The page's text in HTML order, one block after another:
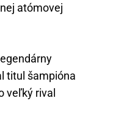
atómovej
titul šampióna
veľký rival